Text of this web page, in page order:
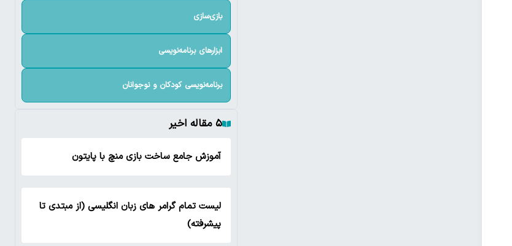
بازی‌سازی
ابزارهای برنامه‌نویسی
برنامه‌نویسی کودکان و نوجوانان
۵ مقاله اخیر
آموزش جامع ساخت بازی منچ با پایتون
لیست تمام گرامر های زبان انگلیسی (از مبتدی تا
پیشرفته)